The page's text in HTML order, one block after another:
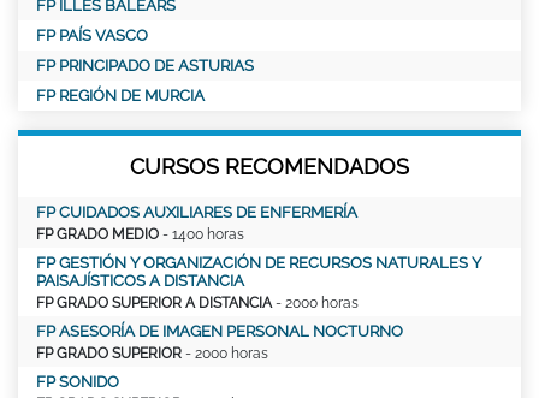
FP ILLES BALEARS
FP PAÍS VASCO
FP PRINCIPADO DE ASTURIAS
FP REGIÓN DE MURCIA
CURSOS RECOMENDADOS
FP CUIDADOS AUXILIARES DE ENFERMERÍA
FP GRADO MEDIO - 1400 horas
FP GESTIÓN Y ORGANIZACIÓN DE RECURSOS NATURALES Y
PAISAJÍSTICOS A DISTANCIA
FP GRADO SUPERIOR A DISTANCIA - 2000 horas
FP ASESORÍA DE IMAGEN PERSONAL NOCTURNO
FP GRADO SUPERIOR - 2000 horas
FP SONIDO